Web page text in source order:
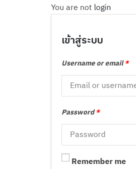
You are not login
เข้าสู่ระบบ
Username or email*
Password*
Remember me